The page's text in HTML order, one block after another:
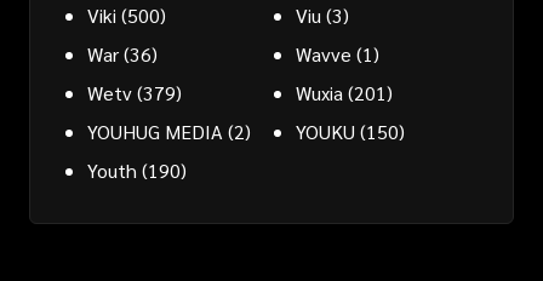
Viki (500) Viu (3)
War(36) Wavve (1)
Wetv(379) Wuxia (201)
YOUHUG MEDIA (2) YOUKU (150)
Youth (190)